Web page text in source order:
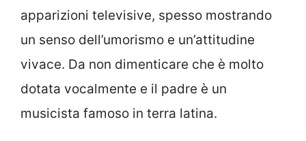
apparizioni televisive, spesso mostrando
un senso dell’umorismo e un’attitudine
vivace. Da non dimenticare che è molto
dotata vocalmente e il padre è un
musicista famoso in terra latina.